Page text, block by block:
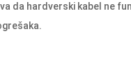
da hardverski kabel ne